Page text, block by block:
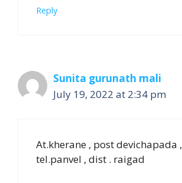
Reply
Sunita gurunath mali
July 19, 2022 at 2:34 pm
At.kherane , post devichapada ,
tel.panvel , dist . raigad